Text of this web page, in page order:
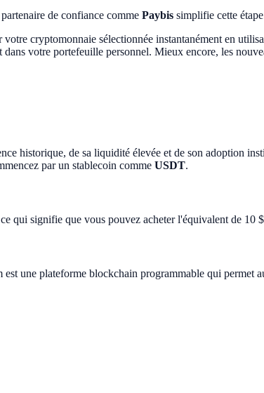
de confiance comme Paybis simplifie cette
cryptomonnaie sélectionnée instantanément en
votre portefeuille personnel. Mieux encore, les
historique, de sa liquidité élevée et de son adoption
par un stablecoin comme USDT.
qui signifie que vous pouvez acheter l'équivalent de 10
une plateforme blockchain programmable qui permet